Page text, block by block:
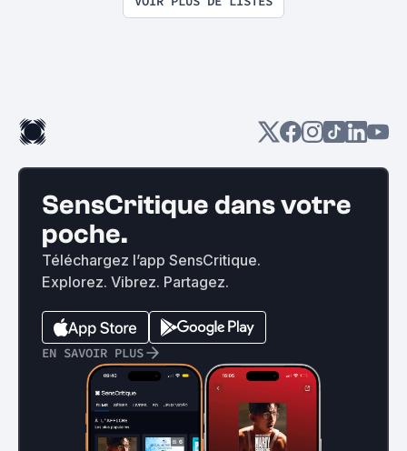
SensCritique dans votre
poche.
Téléchargez l’app SensCritique.
Explorez. Vibrez. Partagez.
EN SAVOIR PLUS